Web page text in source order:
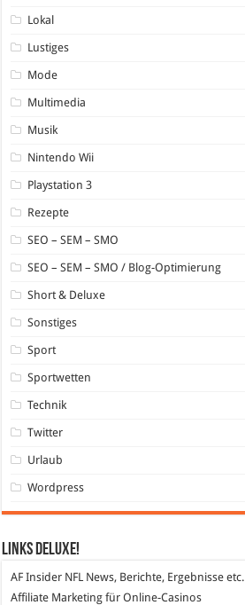
Lokal
Lustiges
Mode
Multimedia
Musik
Nintendo Wii
Playstation 3
Rezepte
SEO – SEM – SMO
SEO – SEM – SMO / Blog-Optimierung
Short & Deluxe
Sonstiges
Sport
Sportwetten
Technik
Twitter
Urlaub
Wordpress
Links DeLuXe!
AF Insider NFL News, Berichte, Ergebnisse etc.
Affiliate Marketing für Online-Casinos